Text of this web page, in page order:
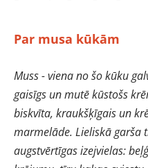
Par musa kūkām
Muss - viena no šo kūku
gaisīgs un mutē kūstošs
biskvīta, kraukšķīgais un
marmelāde. Lieliskā
augstvērtīgas izejvielas: